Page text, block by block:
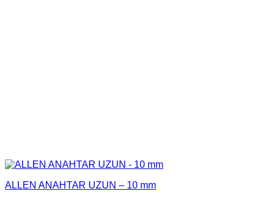
ALLEN ANAHTAR UZUN – 10 mm